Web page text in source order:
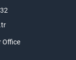
Office